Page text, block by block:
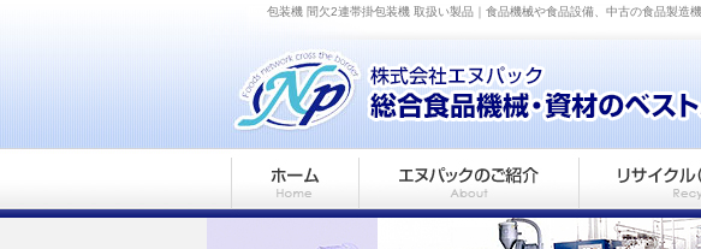
包装機 間欠2連帯掛包装機 取扱い製品｜食品機械や食品設備、中古の食品製造